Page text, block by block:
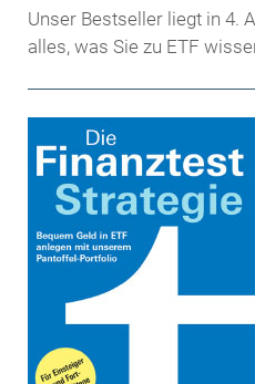
Unser Bestseller liegt in 4.
alles, was Sie zu ETF